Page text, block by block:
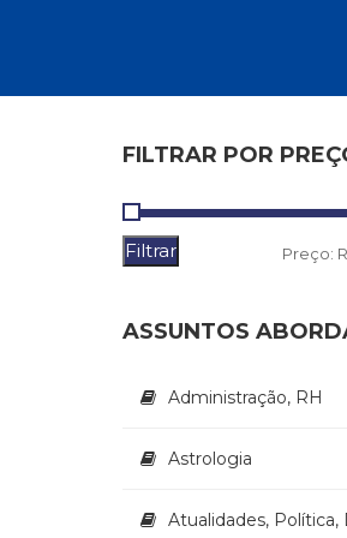
Culinária,
Gestalt-terapia (93)
PNL
Publicidade,
Relações Públicas
Terapia
FILTRAR POR
Filtrar Preço:
ASSUNTOS
Administração, RH
Astrologia
Atualidades, Política,